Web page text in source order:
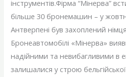
інструментів.Фірма “Мінерва”
більше 30 бронемашин – у
Антверпені був захоплений
Бронеавтомобілі «Мінерва»
надійними та невибагливими в
залишалися у строю